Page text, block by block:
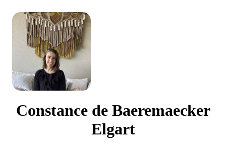
Constance de Baeremaecker
Elgart